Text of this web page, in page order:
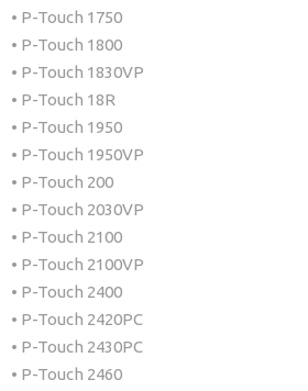
• P-Touch 1750
• P-Touch 1800
• P-Touch 1830VP
• P-Touch 18R
• P-Touch 1950
• P-Touch 1950VP
• P-Touch 200
• P-Touch 2030VP
• P-Touch 2100
• P-Touch 2100VP
• P-Touch 2400
• P-Touch 2420PC
• P-Touch 2430PC
• P-Touch 2460